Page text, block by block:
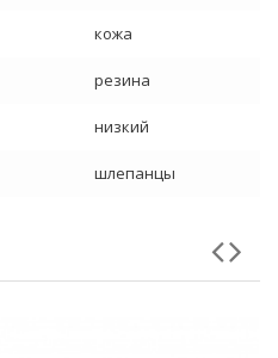
кожа
резина
низкий
шлепанцы